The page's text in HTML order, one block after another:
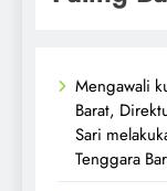
Mengawali
Barat,
Sari
Tenggara